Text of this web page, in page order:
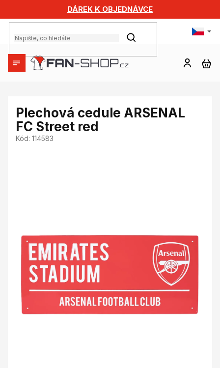
obsah
DÁREK K OBJEDNÁVCE
HLEDAT
Plechová cedule ARSENAL
FC Street red
Kód: 114583